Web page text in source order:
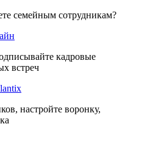
семейным сотрудникам?
кадровые
встреч
настройте воронку,